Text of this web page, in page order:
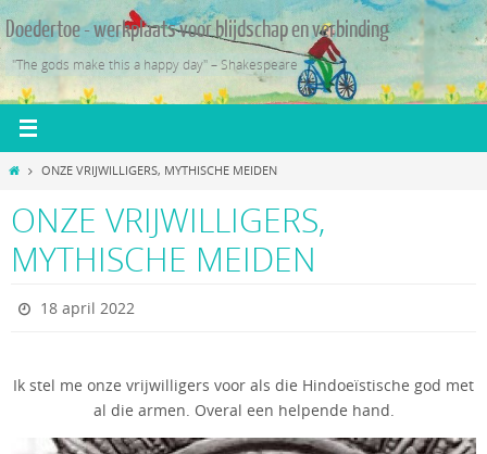
Ga
naar
de
inhoud
Doedertoe - werkplaats voor blijdschap en verbinding
"The gods make this a happy day" – Shakespeare
HomeONZE VRIJWILLIGERS, MYTHISCHE MEIDEN
ONZE VRIJWILLIGERS,
MYTHISCHE MEIDEN
18 april 2022
Ik stel me onze vrijwilligers voor als die Hindoeïstische god met
al die armen. Overal een helpende hand.